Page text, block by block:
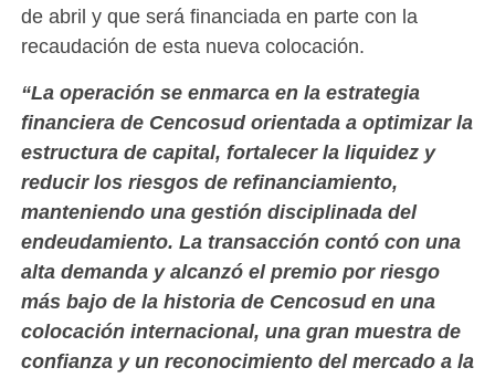
de abril y que será financiada en parte con la
recaudación de esta nueva colocación.
“La operación se enmarca en la estrategia
financiera de Cencosud orientada a optimizar la
estructura de capital, fortalecer la liquidez y
reducir los riesgos de refinanciamiento,
manteniendo una gestión disciplinada del
endeudamiento. La transacción contó con una
alta demanda y alcanzó el premio por riesgo
más bajo de la historia de Cencosud en una
colocación internacional, una gran muestra de
confianza y un reconocimiento del mercado a la